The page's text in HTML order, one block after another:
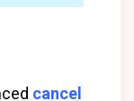
cancel